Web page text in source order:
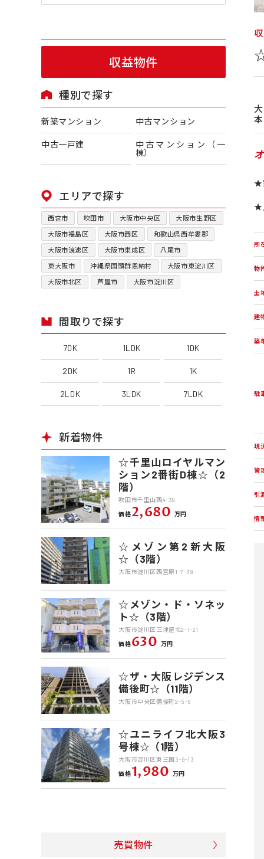
収益物件
種別で探す
新築マンション 中古マンション
中古一戸建
中古マンション（一
棟）
エリアで探す
西宮市 吹田市 大阪市中央区 大阪市生野区
大阪市福島区 大阪市西区 和歌山県西牟婁郡
大阪市浪速区 大阪市東成区 八尾市
東大阪市 沖縄県国頭群恩納村 大阪市東淀川区
大阪市北区 芦屋市 大阪市淀川区
間取りで探す
7DK 1LDK 1DK
2DK 1R 1K
2LDK 3LDK 7LDK
新着物件
☆千里山ロイヤルマン
ション2番街D棟☆（2
階）
吹田市千里山西4-39
価格2,680 万円
☆メゾン第2新大阪
☆（3階）
大阪市淀川区西宮原1-7-39
☆メゾン・ド・ソネッ
ト☆（3階）
大阪市淀川区三津屋北2-1-21
価格630 万円
☆ザ・大阪レジデンス
備後町☆（11階）
大阪市中央区備後町2-5-6
☆ユニライフ北大阪3
号棟☆（1階）
大阪市淀川区東三国3-6-13
価格1,980 万円
売買物件
★
★
所
物
土
建
築
駐
現
管
引
情